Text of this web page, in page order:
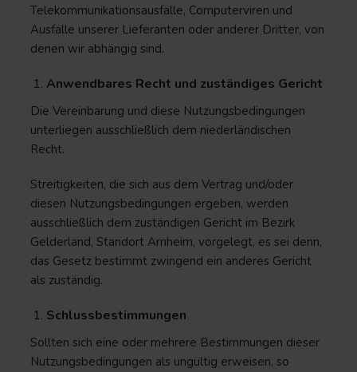
Telekommunikationsausfälle, Computerviren und
Ausfälle unserer Lieferanten oder anderer Dritter, von
denen wir abhängig sind.
Anwendbares Recht und zuständiges Gericht
Die Vereinbarung und diese Nutzungsbedingungen
unterliegen ausschließlich dem niederländischen
Recht.
Streitigkeiten, die sich aus dem Vertrag und/oder
diesen Nutzungsbedingungen ergeben, werden
ausschließlich dem zuständigen Gericht im Bezirk
Gelderland, Standort Arnheim, vorgelegt, es sei denn,
das Gesetz bestimmt zwingend ein anderes Gericht
als zuständig.
Schlussbestimmungen
Sollten sich eine oder mehrere Bestimmungen dieser
Nutzungsbedingungen als ungültig erweisen, so